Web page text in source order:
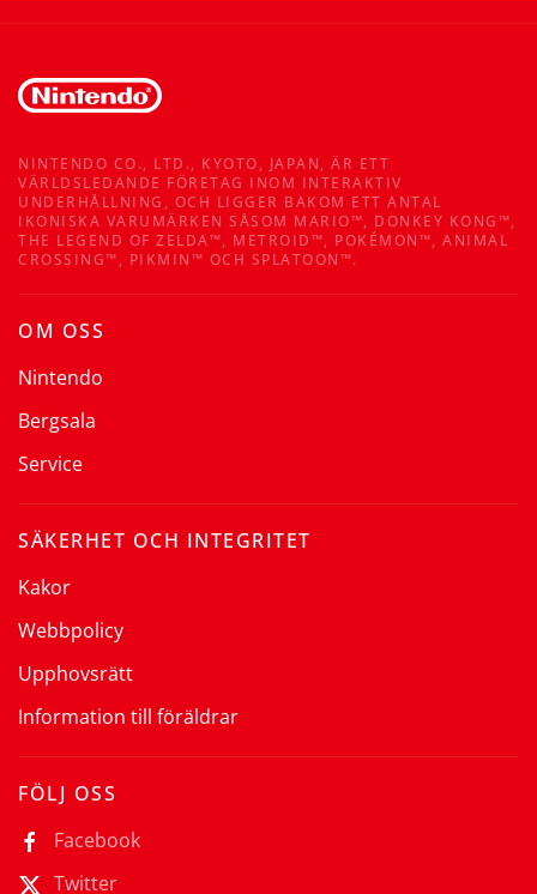
NINTENDO CO., LTD., KYOTO, JAPAN, ÄR ETT
VÄRLDSLEDANDE FÖRETAG INOM INTERAKTIV
UNDERHÅLLNING, OCH LIGGER BAKOM ETT ANTAL
IKONISKA VARUMÄRKEN SÅSOM MARIO™, DONKEY KONG™,
THE LEGEND OF ZELDA™, METROID™, POKÉMON™, ANIMAL
CROSSING™, PIKMIN™ OCH SPLATOON™.
OM OSS
Nintendo
Bergsala
Service
SÄKERHET OCH INTEGRITET
Kakor
Webbpolicy
Upphovsrätt
Information till föräldrar
FÖLJ OSS
Facebook
Twitter